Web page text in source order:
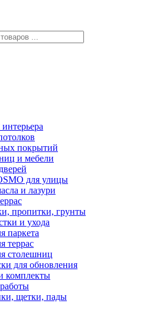
покрытий
и мебели
для улицы
и лазури
пропитки, грунты
и ухода
паркета
террас
столешниц
для обновления
комплекты
щетки, пады